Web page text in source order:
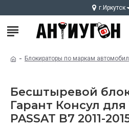
г.Иркутск
Блокираторы по маркам
Бесштыревой
Гарант Консул
PASSAT B7 2011-